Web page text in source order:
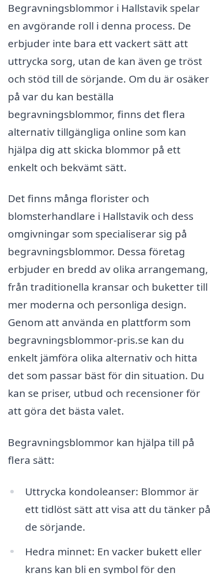
Begravningsblommor i Hallstavik spelar
en avgörande roll i denna process. De
erbjuder inte bara ett vackert sätt att
uttrycka sorg, utan de kan även ge tröst
och stöd till de sörjande. Om du är osäker
på var du kan beställa
begravningsblommor, finns det flera
alternativ tillgängliga online som kan
hjälpa dig att skicka blommor på ett
enkelt och bekvämt sätt.
Det finns många florister och
blomsterhandlare i Hallstavik och dess
omgivningar som specialiserar sig på
begravningsblommor. Dessa företag
erbjuder en bredd av olika arrangemang,
från traditionella kransar och buketter till
mer moderna och personliga design.
Genom att använda en plattform som
begravningsblommor-pris.se kan du
enkelt jämföra olika alternativ och hitta
det som passar bäst för din situation. Du
kan se priser, utbud och recensioner för
att göra det bästa valet.
Begravningsblommor kan hjälpa till på
flera sätt:
Uttrycka kondoleanser: Blommor är
ett tidlöst sätt att visa att du tänker på
de sörjande.
Hedra minnet: En vacker bukett eller
krans kan bli en symbol för den